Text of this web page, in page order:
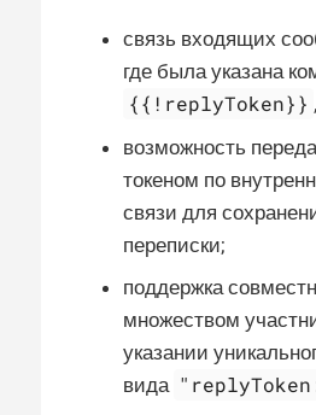
связь входящих
где была указана
{{!replyToken}}
возможность
токеном по
связи для
переписки;
поддержка
множеством
указании
вида